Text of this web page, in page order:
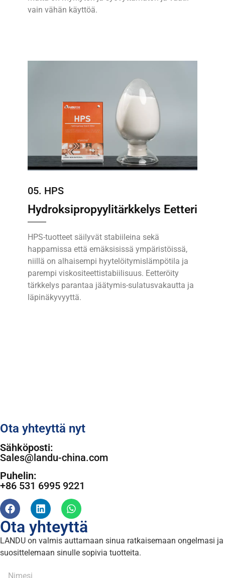
vain vähän käyttöä.
05. HPS
Hydroksipropyylitärkkelys Eetteri
HPS-tuotteet säilyvät stabiileina sekä
happamissa että emäksisissä ympäristöissä,
niillä on alhaisempi hyytelöitymislämpötila ja
parempi viskositeettistabiilisuus. Eetteröity
tärkkelys parantaa jäätymis-sulatusvakautta ja
läpinäkyvyyttä.
Ota yhteyttä nyt
Sähköposti:
Sales@landu-china.com
Puhelin:
+86 531 6995 9221
Ota yhteyttä
LANDU on valmis auttamaan sinua ratkaisemaan ongelmasi ja
suosittelemaan sinulle sopivia tuotteita.